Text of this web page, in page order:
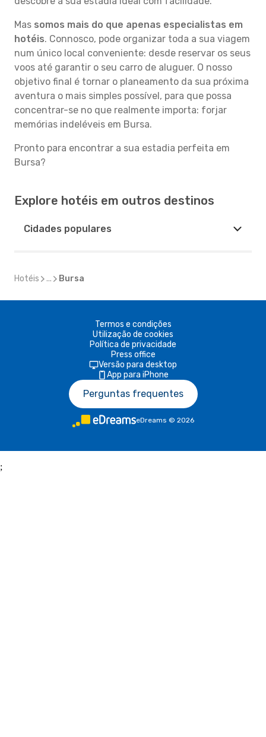
Mas somos mais do que apenas especialistas em
hotéis. Connosco, pode organizar toda a sua viagem
num único local conveniente: desde reservar os seus
voos até garantir o seu carro de aluguer. O nosso
objetivo final é tornar o planeamento da sua próxima
aventura o mais simples possível, para que possa
concentrar-se no que realmente importa: forjar
memórias indeléveis em Bursa.
Pronto para encontrar a sua estadia perfeita em
Bursa?
Explore hotéis em outros destinos
Cidades populares
Hotéis ... Bursa
Termos e condições
Utilização de cookies
Política de privacidade
Press office
Versão para desktop
App para iPhone
Perguntas frequentes
eDreams © 2026
;